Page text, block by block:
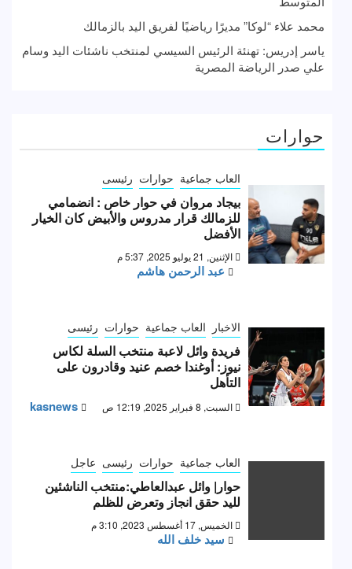
محمد علاء “لوكا” مديرًا رياضيًا لفريق اليد بالزمالك
ياسر إدريس: تهنئة الرئيس السيسي لمنتخب ناشئات اليد وسام
علي صدر الرياضة المصرية
حوارات
العاب جماعية حوارات رئيسى
بيجاد مروان في حوار خاص : انضمامي
للزمالك قرار مدروس والأبيض كان الخيار
الأفضل
الإثنين, 21 يوليو 2025, 5:37 م
عبد الرحمن هاشم
الاخبار العاب جماعية حوارات رئيسى
فريدة وائل لاعبة منتخب السلة لكاس
نيوز: أوغندا خصم عنيد وقادرون على
التأهل
السبت, 8 فبراير 2025, 12:19 ص kasnews
العاب جماعية حوارات رئيسى عاجل
حوار| وائل عبدالعاطي:منتخب الناشئين
لليد حقق انجاز وتعرض للظلم
الخميس, 17 أغسطس 2023, 3:10 م
سيد خلف الله